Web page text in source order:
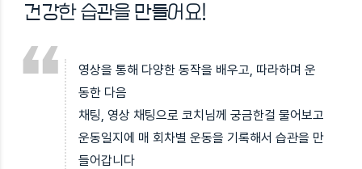
건강한 습관을 만들어요!
영상을 통해 다양한 동작을 배우고, 따라하며 운
동한 다음
채팅, 영상 채팅으로 코치님께 궁금한걸 물어보고
운동일지에 매 회차별 운동을 기록해서 습관을 만
들어갑니다